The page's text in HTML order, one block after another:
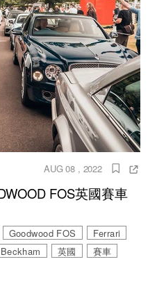
AUG 08 , 2022
FOS英國賽車
Goodwood FOS
Ferrari
英國
賽車